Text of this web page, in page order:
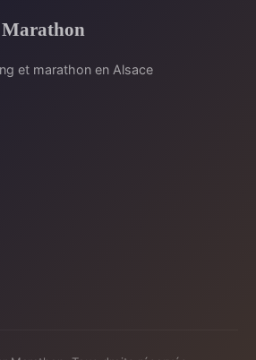
et marathon en Alsace